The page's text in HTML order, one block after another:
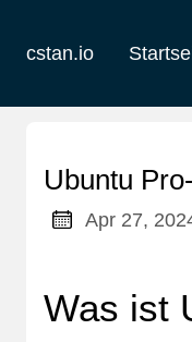
cstan.io
Ubuntu
Apr 27,
Was ist